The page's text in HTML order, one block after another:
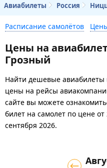
Авиабилеты Россия
Расписание самолётов
Цены на
Грозный
Найти дешевые
цены на рейсы
сайте вы можете
билет на самолет по цене от
сентября 2026.